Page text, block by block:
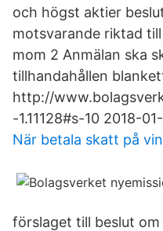
och högst aktier
motsvarande riktad
mom 2 Anmälan ska
tillhandahållen
http://
-1.11128#s-10 2018-
När betala skatt på
förslaget till beslut om